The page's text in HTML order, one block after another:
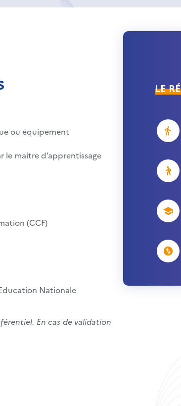
ou équipement
le maitre d’apprentissage
(CCF)
Nationale
En cas de validation
LE